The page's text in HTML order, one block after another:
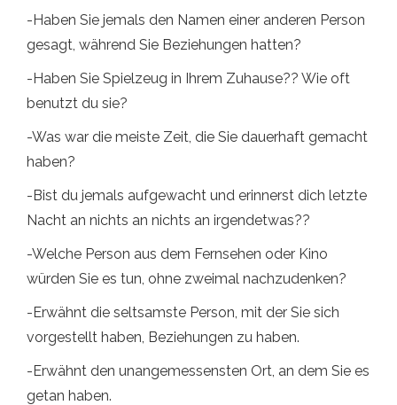
-Haben Sie jemals den Namen einer anderen Person
gesagt, während Sie Beziehungen hatten?
-Haben Sie Spielzeug in Ihrem Zuhause?? Wie oft
benutzt du sie?
-Was war die meiste Zeit, die Sie dauerhaft gemacht
haben?
-Bist du jemals aufgewacht und erinnerst dich letzte
Nacht an nichts an nichts an irgendetwas??
-Welche Person aus dem Fernsehen oder Kino
würden Sie es tun, ohne zweimal nachzudenken?
-Erwähnt die seltsamste Person, mit der Sie sich
vorgestellt haben, Beziehungen zu haben.
-Erwähnt den unangemessensten Ort, an dem Sie es
getan haben.